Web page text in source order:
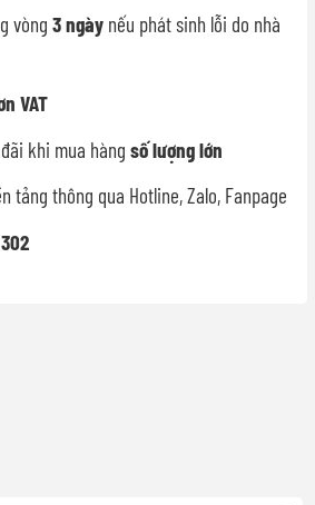
vòng 3 ngày nếu phát sinh lỗi do nhà
VAT
khi mua hàng số lượng lớn
tảng thông qua Hotline, Zalo, Fanpage